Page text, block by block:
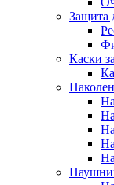
Защита
Каски